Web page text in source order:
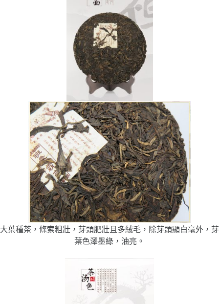
大葉種茶，條索粗壯，芽頭肥壯且多絨毛，除芽頭顯白毫外，芽
葉色澤墨綠，油亮。